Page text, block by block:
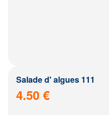
Salade d' algues 111
4.50 €